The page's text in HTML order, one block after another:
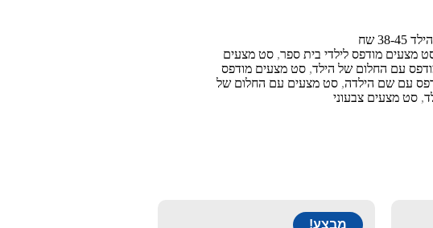
שח
מצעים מודפס לילדי בית ספר, סט מצעים
עם החלום של הילד, סט מצעים מודפס
עם שם הילדה, סט מצעים עם החלום של
, סט מצעים צבעוני
מבצע!